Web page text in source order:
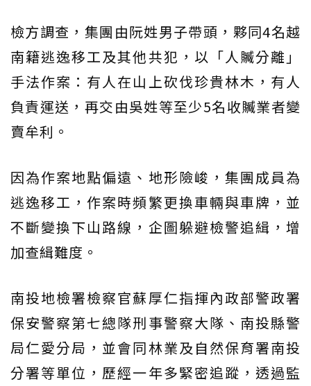
檢方調查，集團由阮姓男子帶頭，夥同4名越
南籍逃逸移工及其他共犯，以「人贓分離」
手法作案：有人在山上砍伐珍貴林木，有人
負責運送，再交由吳姓等至少5名收贓業者變
賣牟利。
因為作案地點偏遠、地形險峻，集團成員為
逃逸移工，作案時頻繁更換車輛與車牌，並
不斷變換下山路線，企圖躲避檢警追緝，增
加查緝難度。
南投地檢署檢察官蘇厚仁指揮內政部警政署
保安警察第七總隊刑事警察大隊、南投縣警
局仁愛分局，並會同林業及自然保育署南投
分署等單位，歷經一年多緊密追蹤，透過監